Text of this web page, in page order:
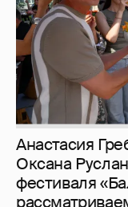
Анастасия
Оксана
фестиваля